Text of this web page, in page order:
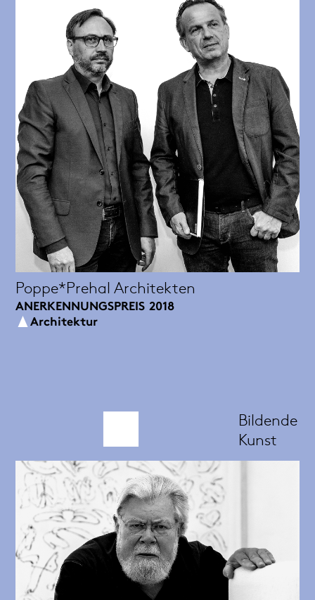
Poppe*Prehal Architekten
ANERKENNUNGSPREIS 2018
Architektur
Bildende
Kunst